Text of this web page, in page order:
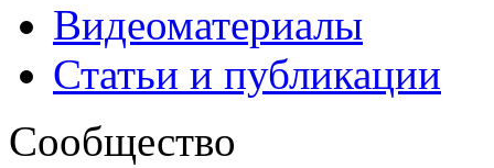
Видеоматериалы
Статьи и публикации
Сообщество